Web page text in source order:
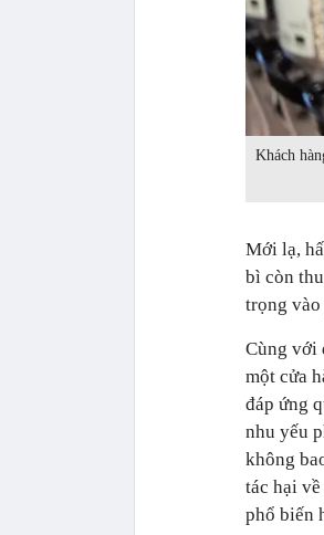
Khách
Mới lạ,
bì còn
trọng vào
Cùng với
một cửa
đáp ứng
nhu yếu
không
tác hại
phổ biến